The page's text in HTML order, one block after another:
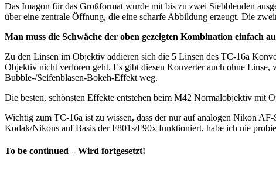
Das Imagon für das Großformat wurde mit bis zu zwei Siebblenden
über eine zentrale Öffnung, die eine scharfe Abbildung erzeugt. Die
Man muss die Schwäche der oben gezeigten Kombination einfach
Zu den Linsen im Objektiv addieren sich die 5 Linsen des TC-16a
Objektiv nicht verloren geht. Es gibt diesen Konverter auch ohne
Bubble-/Seifenblasen-Bokeh-Effekt weg.
Die besten, schönsten Effekte entstehen beim M42 Normalobjektiv mit
Wichtig zum TC-16a ist zu wissen, dass der nur auf analogen Nikon
Kodak/Nikons auf Basis der F801s/F90x funktioniert, habe ich nie
To be continued – Wird fortgesetzt!